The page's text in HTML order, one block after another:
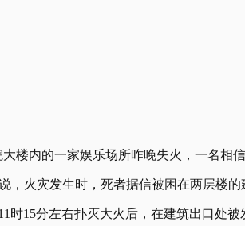
大楼内的一家娱乐场所昨晚失火，一名相
火灾发生时，死者据信被困在两层楼的
15分左右扑灭大火后，在建筑出口处